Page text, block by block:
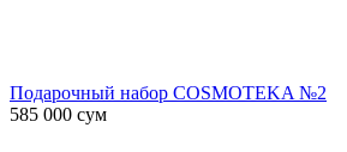
Подарочный набор COSMOTEKA №2
585 000 сум